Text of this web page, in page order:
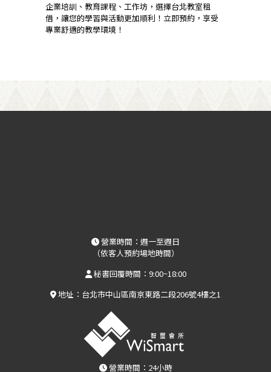
企業培訓、教育課程、工作坊，選擇台北教室租
借，讓您的學習與活動更加順利！立即預約，享受
專業舒適的教學環境！
營業時間：週一至週日
（依客人預約場地時間）
秘書回覆時間：9:00~18:00
地址：台北市中山區南京東路二段206號4樓之1
營業時間：24小時